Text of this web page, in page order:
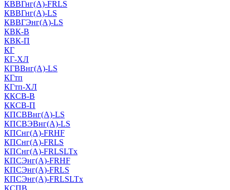
КВВГнг(А)-FRLS
КВВГнг(А)-LS
КВВГЭнг(А)-LS
КВК-В
КВК-П
КГ
КГ-ХЛ
КГВВнг(А)-LS
КГтп
КГтп-ХЛ
ККСВ-В
ККСВ-П
КПСВВнг(А)-LS
КПСВЭВнг(А)-LS
КПСнг(А)-FRHF
КПСнг(А)-FRLS
КПСнг(А)-FRLSLTx
КПСЭнг(А)-FRHF
КПСЭнг(А)-FRLS
КПСЭнг(А)-FRLSLTx
КСПВ